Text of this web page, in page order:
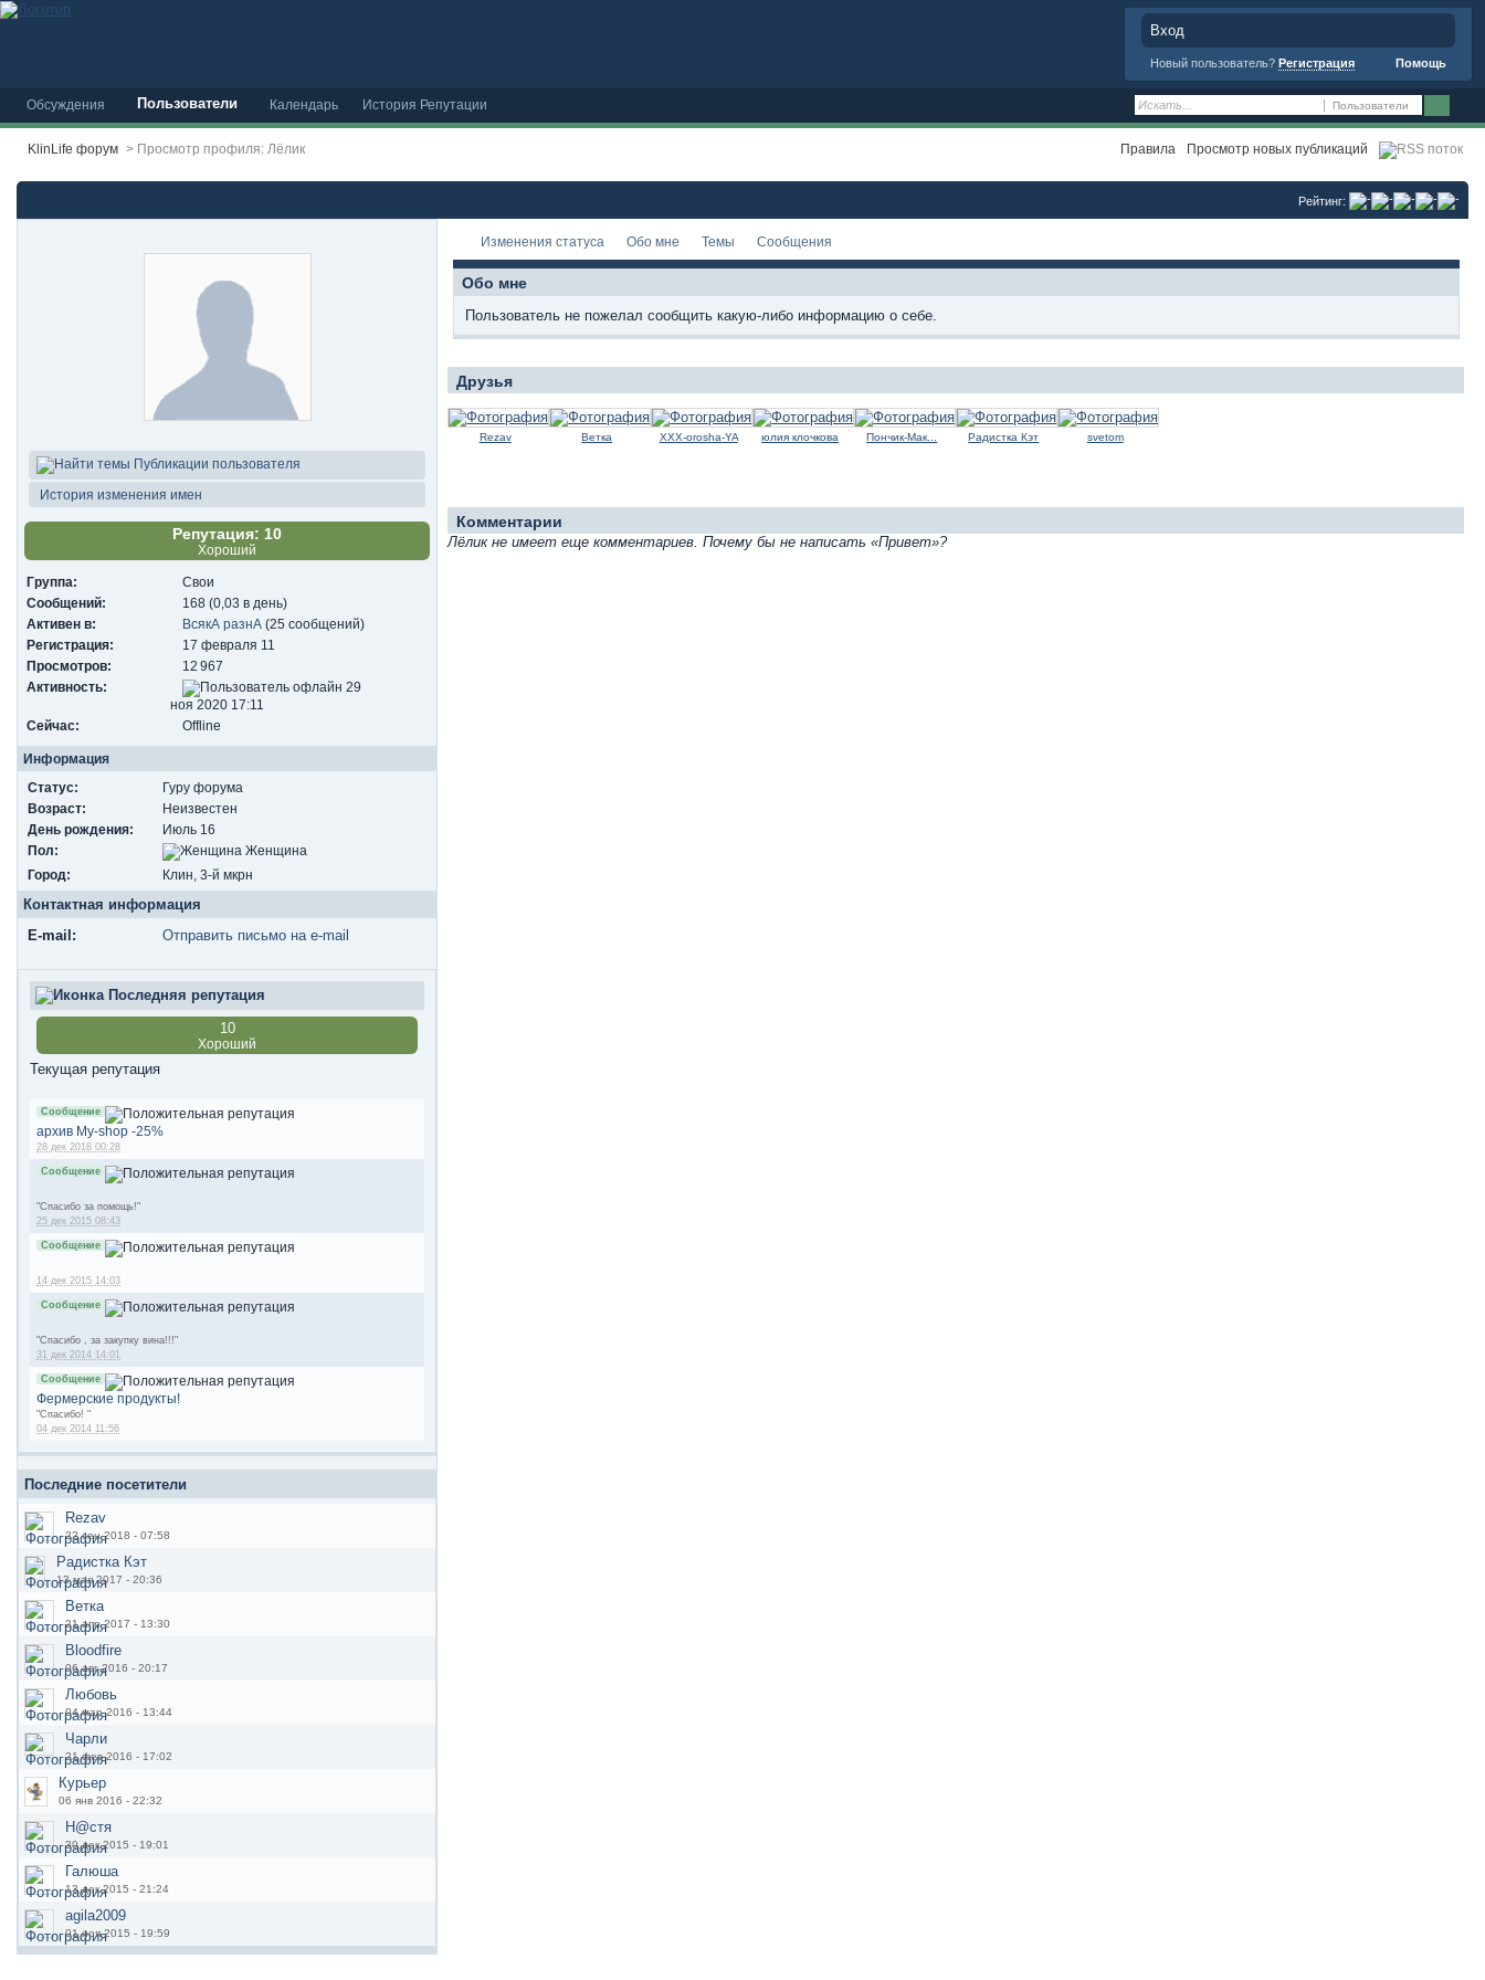
Вход
Новый пользователь? Регистрация Помощь
Пользователи
Обсуждения Пользователи Календарь История Репутации
KlinLife форум > Просмотр профиля: Лёлик Правила Просмотр новых публикаций
Рейтинг:
Публикации пользователя
История изменения имен
Репутация: 10
Хороший
Группа:
Свои
Сообщений:
168 (0,03 в день)
Активен в:
ВсякА разнА (25 сообщений)
Регистрация:
17 февраля 11
Просмотров:
12 967
Активность:
29
ноя 2020 17:11
Сейчас:
Offline
Информация
Статус:
Гуру форума
Возраст:
Неизвестен
День рождения:
Июль 16
Пол:
Женщина
Город:
Клин, 3-й мкрн
Контактная информация
E-mail:
Отправить письмо на e-mail
Последняя репутация
10
Хороший
Текущая репутация
Сообщение
архив My-shop -25%
28 дек 2018 00:28
Сообщение
"Спасибо за помощь!"
25 дек 2015 08:43
Сообщение
14 дек 2015 14:03
Сообщение
"Спасибо , за закупку вина!!!"
31 дек 2014 14:01
Сообщение
Фермерские продукты!
"Спасибо! "
04 дек 2014 11:56
Последние посетители
Rezav
22 сен 2018 - 07:58
Радистка Кэт
13 мая 2017 - 20:36
Ветка
21 апр 2017 - 13:30
Bloodfire
06 авг 2016 - 20:17
Любовь
04 мар 2016 - 13:44
Чарли
21 фев 2016 - 17:02
Курьер
06 янв 2016 - 22:32
Н@стя
30 дек 2015 - 19:01
Галюша
13 дек 2015 - 21:24
agila2009
01 ноя 2015 - 19:59
Изменения статуса Обо мне Темы Сообщения
Обо мне
Пользователь не пожелал сообщить какую-либо информацию о себе.
Друзья
Rezav Ветка XXX-orosha-YA юлия клочкова Пончик-Мак... Радистка Кэт svetom
Комментарии
Лёлик не имеет еще комментариев. Почему бы не написать «Привет»?